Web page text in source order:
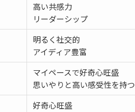
高い共感力
リーダーシップ
明るく社交的
アイディア豊富
マイペースで好奇心旺盛
思いやりと高い感受性を持つ
好奇心旺盛